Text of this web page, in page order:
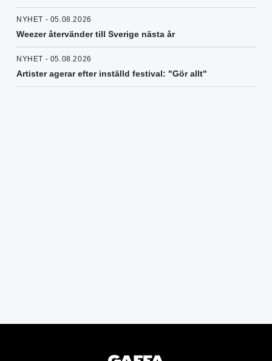
NYHET - 05.08.2026
Weezer återvänder till Sverige nästa år
NYHET - 05.08.2026
Artister agerar efter inställd festival: "Gör allt"